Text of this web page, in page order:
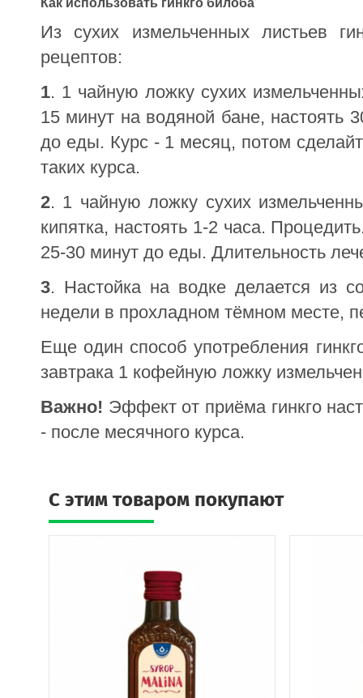
Как использовать гинкго билоба
Из сухих измельченных листьев
рецептов:
1. 1 чайную ложку сухих
15 минут на водяной бане, настоять
до еды. Курс - 1 месяц, потом
таких курса.
2. 1 чайную ложку сухих
кипятка, настоять 1-2 часа.
25-30 минут до еды. Длительность
3. Настойка на водке делается из
недели в прохладном тёмном месте,
Еще один способ употребления
завтрака 1 кофейную ложку
Важно! Эффект от приёма гинкго
- после месячного курса.
C этим товаром покупают